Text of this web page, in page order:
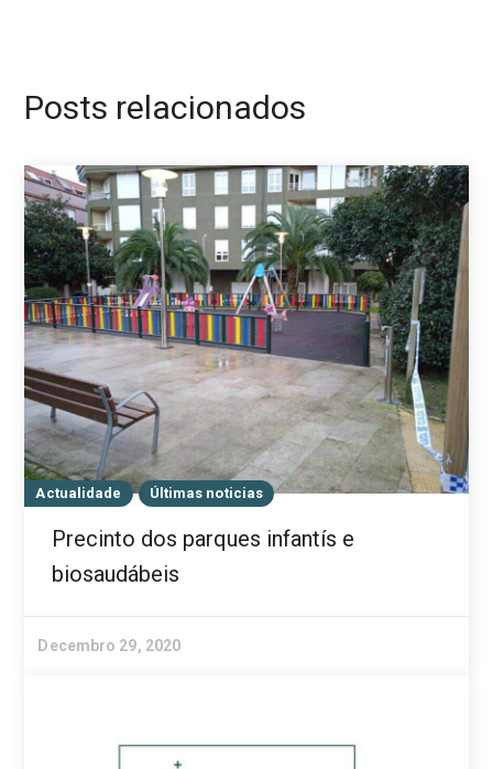
Posts relacionados
Actualidade Últimas noticias
Precinto dos parques infantís e
biosaudábeis
Decembro 29, 2020